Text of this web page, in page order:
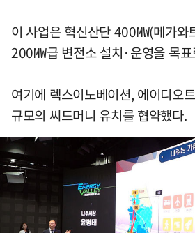
이 사업은 혁신산단 400㎿(메가와
200㎿급 변전소 설치·운영을 목
여기에 렉스이노베이션, 에이디오
규모의 씨드머니 유치를 협약했다.